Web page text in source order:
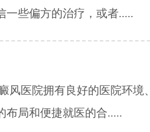
一些偏方的治疗，或者.....
风医院拥有良好的医院环境
布局和便捷就医的合.....